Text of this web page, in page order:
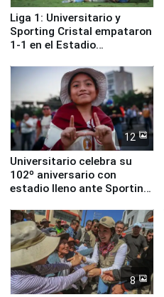
Liga 1: Universitario y
Sporting Cristal empataron
1-1 en el Estadio
12
Universitario celebra su
102º aniversario con
estadio lleno ante Sporting
8